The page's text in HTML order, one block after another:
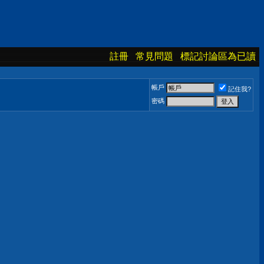
註冊 常見問題 標記討論區為已讀
帳戶
記住我?
密碼